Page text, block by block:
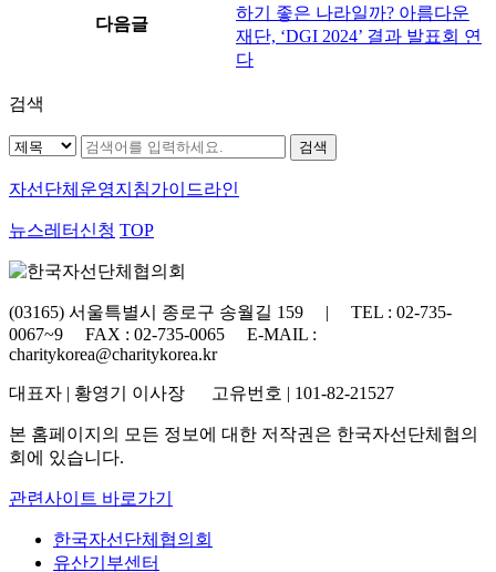
다음글
하기 좋은 나라일까? 아름다운
재단, ‘DGI 2024’ 결과 발표회 연
다
검색
자선단체 운영지침가이드라인
뉴스레터신청 TOP
(03165) 서울특별시 종로구 송월길 159 | TEL : 02-735-
0067~9 FAX : 02-735-0065 E-MAIL :
charitykorea@charitykorea.kr
대표자 | 황영기 이사장 고유번호 | 101-82-21527
본 홈페이지의 모든 정보에 대한 저작권은 한국자선단체협의
회에 있습니다.
관련사이트 바로가기
한국자선단체협의회
유산기부센터